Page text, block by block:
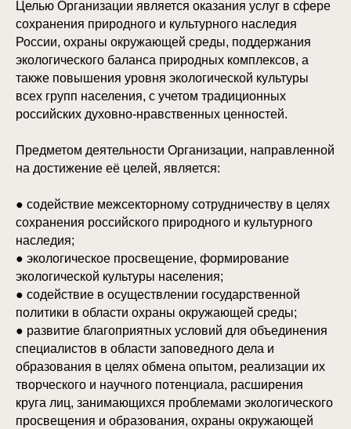
Целью Организации является оказания услуг в сфере
сохранения природного и культурного наследия
России, охраны окружающей среды, поддержания
экологического баланса природных комплексов, а
также повышения уровня экологической культуры
всех групп населения, с учетом традиционных
российских духовно-нравственных ценностей.
Предметом деятельности Организации, направленной
на достижение её целей, является:
● содействие межсекторному сотрудничеству в целях
сохранения российского природного и культурного
наследия;
● экологическое просвещение, формирование
экологической культуры населения;
● содействие в осуществлении государственной
политики в области охраны окружающей среды;
● развитие благоприятных условий для объединения
специалистов в области заповедного дела и
образования в целях обмена опытом, реализации их
творческого и научного потенциала, расширения
круга лиц, занимающихся проблемами экологического
просвещения и образования, охраны окружающей